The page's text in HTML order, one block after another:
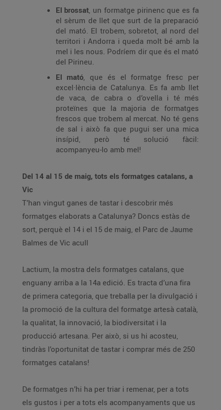
El brossat, un formatge pirinenc que es fa
el sèrum de llet que surt de la preparació
del mató. El trobem, sobretot, al nord del
territori i Andorra i queda molt bé amb la
mel i les nous. Podríem dir que és el mató
del Pirineu.
El mató, que és el formatge fresc per
excel·lència de Catalunya. Es fa amb llet
de vaca, de cabra o d’ovella i té més
proteïnes que la majoria de formatges
frescos que trobem al mercat. No té gens
de sal i això fa que pugui ser una mica
insípid, però té solució fàcil:
acompanyeu-lo amb mel!
Del 14 al 15 de maig, tots els formatges catalans, a
Vic
T’han vingut ganes de tastar i descobrir més
formatges elaborats a Catalunya? Doncs estàs de
sort, perquè el 14 i el 15 de maig, el Parc de Jaume
Balmes de Vic acull
Lactium, la mostra dels formatges catalans, que
enguany arriba a la 14a edició. Es tracta d’una fira
de primera categoria, que treballa per la divulgació i
la promoció de la cultura del formatge artesà català,
la qualitat, la innovació, la biodiversitat i la
producció artesana. Per això, si us hi acosteu,
tindràs l’oportunitat de tastar i comprar més de 250
formatges catalans!
De formatges n’hi ha per triar i remenar, per a tots
els gustos i per a tots els acompanyaments que us